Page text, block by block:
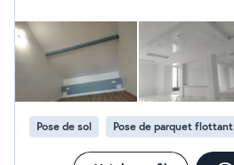
Pose de sol Pose de parquet flottant